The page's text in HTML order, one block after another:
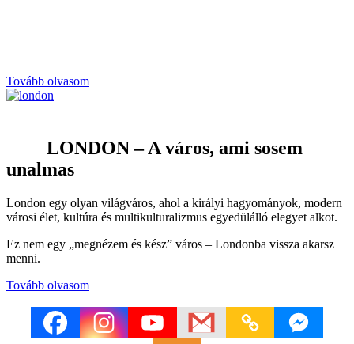
Tovább olvasom
LONDON – A város, ami sosem
unalmas
London egy olyan világváros, ahol a királyi hagyományok, modern
városi élet, kultúra és multikulturalizmus egyedülálló elegyet alkot.
Ez nem egy „megnézem és kész” város – Londonba vissza akarsz
menni.
Tovább olvasom